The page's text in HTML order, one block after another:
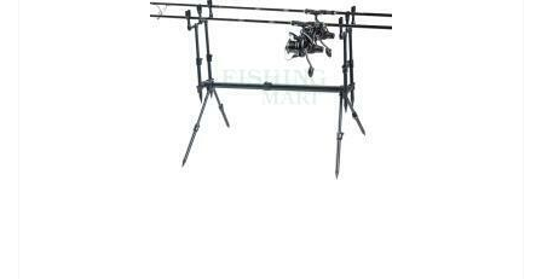
ZOBACZ PRODUKT